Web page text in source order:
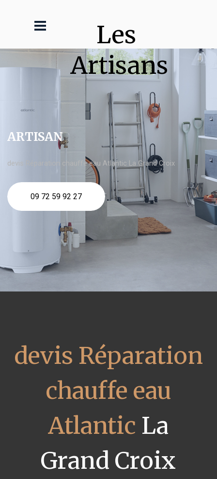
Les
Artisans
ARTISAN
devis Réparation chauffe eau Atlantic La Grand Croix
09 72 59 92 27
devis Réparation
chauffe eau
Atlantic La
Grand Croix